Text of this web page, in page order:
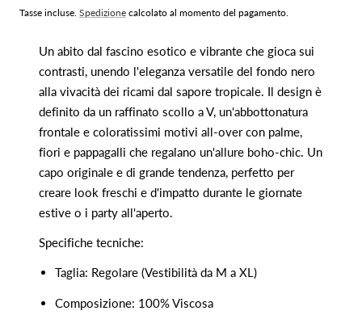
normale
Tasse incluse. Spedizione calcolato al momento del pagamento.
Un abito dal fascino esotico e vibrante che gioca sui
contrasti, unendo l'eleganza versatile del fondo nero
alla vivacità dei ricami dal sapore tropicale. Il design è
definito da un raffinato scollo a V, un'abbottonatura
frontale e coloratissimi motivi all-over con palme,
fiori e pappagalli che regalano un'allure boho-chic. Un
capo originale e di grande tendenza, perfetto per
creare look freschi e d'impatto durante le giornate
estive o i party all'aperto.
Specifiche tecniche:
Taglia: Regolare (Vestibilità da M a XL)
Composizione: 100% Viscosa